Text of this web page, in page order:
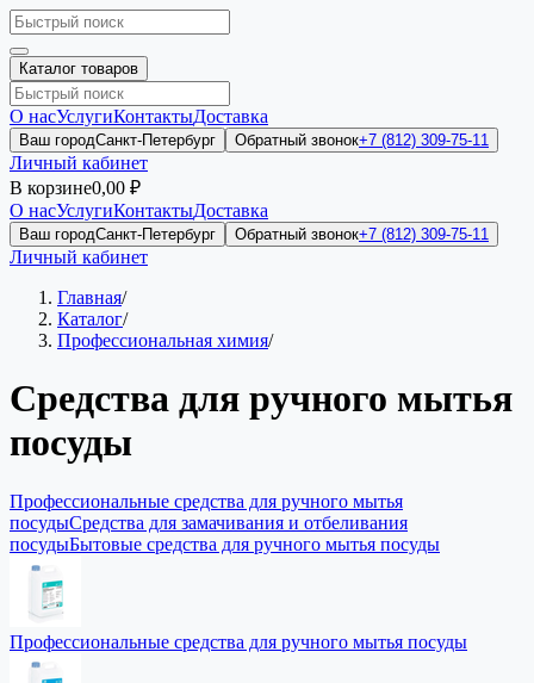
Каталог товаров
О насУслугиКонтактыДоставка
Ваш городСанкт-Петербург Обратный звонок+7 (812) 309-75-11
Личный кабинет
В корзине0,00 ₽
О насУслугиКонтактыДоставка
Ваш городСанкт-Петербург Обратный звонок+7 (812) 309-75-11
Личный кабинет
Главная/
Каталог/
Профессиональная химия/
Средства для ручного мытья
посуды
Профессиональные средства для ручного мытья
посудыСредства для замачивания и отбеливания
посудыБытовые средства для ручного мытья посуды
Профессиональные средства для ручного мытья посуды